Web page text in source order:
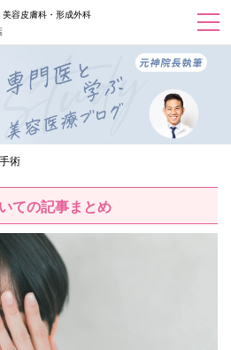
美容皮膚科・形成外科
術
ての記事まとめ